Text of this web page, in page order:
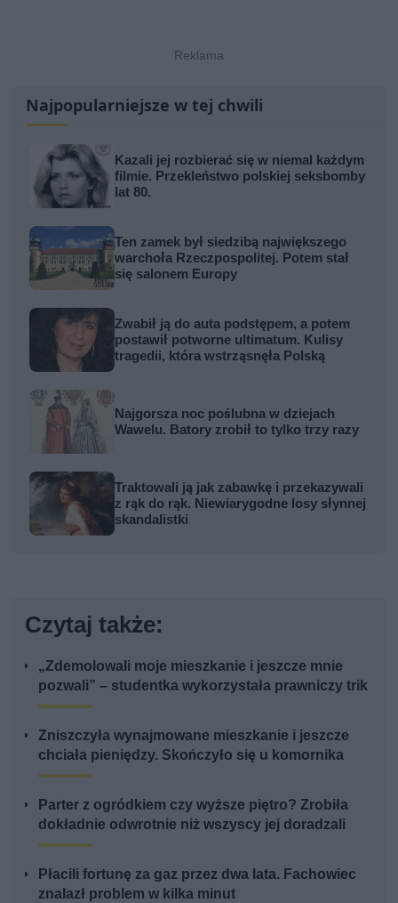
Najpopularniejsze w tej chwili
Kazali jej rozbierać się w niemal każdym
filmie. Przekleństwo polskiej seksbomby
lat 80.
Ten zamek był siedzibą największego
warchoła Rzeczpospolitej. Potem stał
się salonem Europy
Zwabił ją do auta podstępem, a potem
postawił potworne ultimatum. Kulisy
tragedii, która wstrząsnęła Polską
Najgorsza noc poślubna w dziejach
Wawelu. Batory zrobił to tylko trzy razy
Traktowali ją jak zabawkę i przekazywali
z rąk do rąk. Niewiarygodne losy słynnej
skandalistki
Czytaj także:
„Zdemolowali moje mieszkanie i jeszcze mnie
pozwali” – studentka wykorzystała prawniczy trik
Zniszczyła wynajmowane mieszkanie i jeszcze
chciała pieniędzy. Skończyło się u komornika
Parter z ogródkiem czy wyższe piętro? Zrobiła
dokładnie odwrotnie niż wszyscy jej doradzali
Płacili fortunę za gaz przez dwa lata. Fachowiec
znalazł problem w kilka minut